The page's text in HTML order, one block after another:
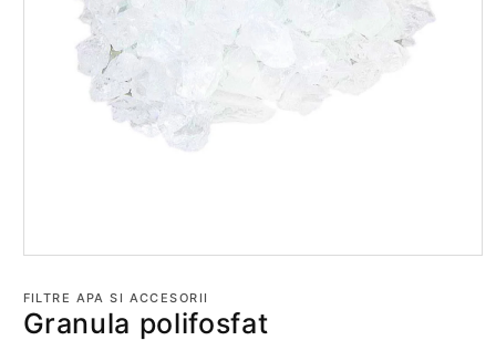
media
1
într-
FILTRE APA SI ACCESORII
Granula polifosfat